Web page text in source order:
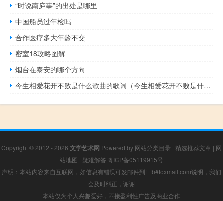
“时说南庐事”的出处是哪里
中国船员过年检吗
合作医疗多大年龄不交
密室18攻略图解
烟台在泰安的哪个方向
今生相爱花开不败是什么歌曲的歌词（今生相爱花开不败是什么歌）
Copyright © 2012 - 2026 文学艺术网 Powered by 网站分类目录 | 精选推荐文章 | 网
站地图 | 疑难解答 粤ICP备05119915号
声明：本站内容来自互联网，如信息有错误可发邮件到f_fb#foxmail.com说明，我们
会及时纠正，谢谢
本站仅为个人兴趣爱好，不接盈利性广告及商业合作